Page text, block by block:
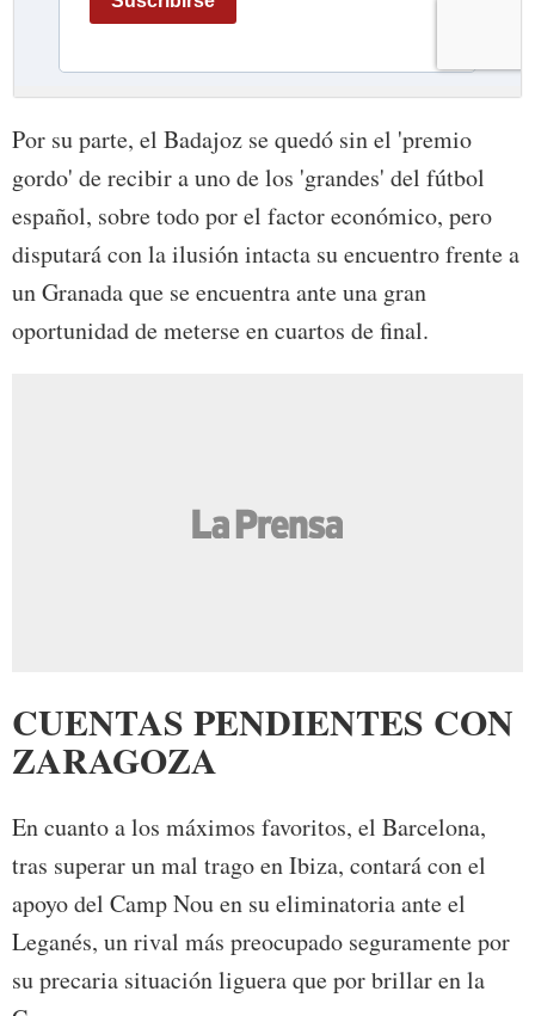
Por su parte, el Badajoz se quedó sin el 'premio
gordo' de recibir a uno de los 'grandes' del fútbol
español, sobre todo por el factor económico, pero
disputará con la ilusión intacta su encuentro frente a
un Granada que se encuentra ante una gran
oportunidad de meterse en cuartos de final.
CUENTAS PENDIENTES CON
ZARAGOZA
En cuanto a los máximos favoritos, el Barcelona,
tras superar un mal trago en Ibiza, contará con el
apoyo del Camp Nou en su eliminatoria ante el
Leganés, un rival más preocupado seguramente por
su precaria situación liguera que por brillar en la